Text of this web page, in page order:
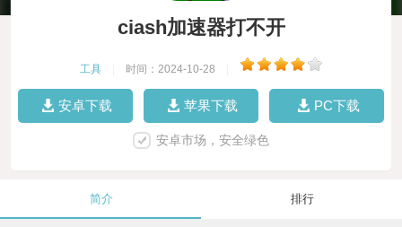
ciash加速器打不开
工具 时间：2024-10-28
安卓下载 苹果下载 PC下载
安卓市场，安全绿色
简介 排行